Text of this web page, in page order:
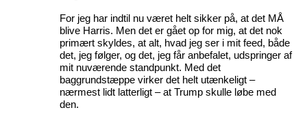
For jeg har indtil nu været helt sikker på, at det MÅ
blive Harris. Men det er gået op for mig, at det nok
primært skyldes, at alt, hvad jeg ser i mit feed, både
det, jeg følger, og det, jeg får anbefalet, udspringer af
mit nuværende standpunkt. Med det
baggrundstæppe virker det helt utænkeligt –
nærmest lidt latterligt – at Trump skulle løbe med
den.